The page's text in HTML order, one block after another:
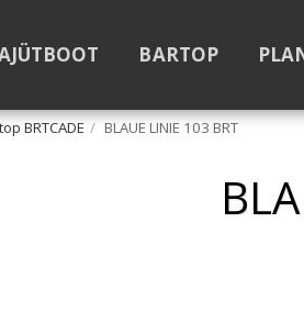
BARTOP
BRTCADE BLAUE LINIE 103 BRT